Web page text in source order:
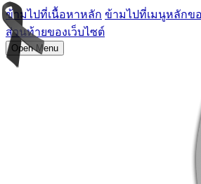
ข้ามไปที่เนื้อหาหลัก ข้ามไปที่เมนูหลักข
ส่วนท้ายของเว็บไซต์
Open Menu